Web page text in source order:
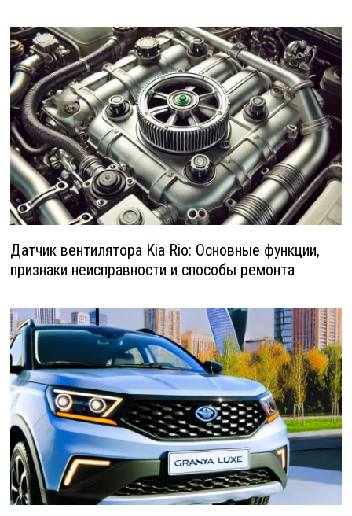
Датчик вентилятора Kia Rio: Основные функции,
признаки неисправности и способы ремонта